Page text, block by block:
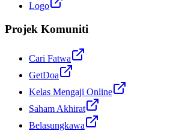
Logo
Projek Komuniti
Cari Fatwa
GetDoa
Kelas Mengaji Online
Saham Akhirat
Belasungkawa